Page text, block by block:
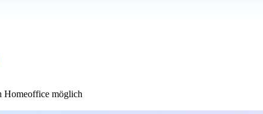
Homeoffice möglich